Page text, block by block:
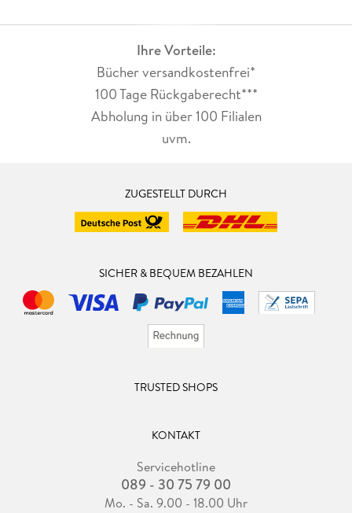
Ihre Vorteile:
Bücher versandkostenfrei*
100 Tage Rückgaberecht***
Abholung in über 100 Filialen
uvm.
ZUGESTELLT DURCH
SICHER & BEQUEM BEZAHLEN
TRUSTED SHOPS
KONTAKT
Servicehotline
089 - 30 75 79 00
Mo. - Sa. 9.00 - 18.00 Uhr